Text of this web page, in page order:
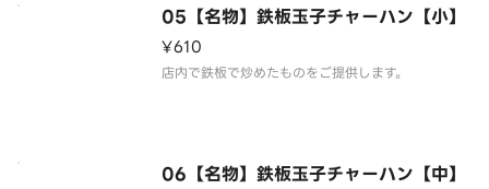
05【名物】鉄板玉子チャーハン【小】
¥610
店内で鉄板で炒めたものをご提供します。
06【名物】鉄板玉子チャーハン【中】